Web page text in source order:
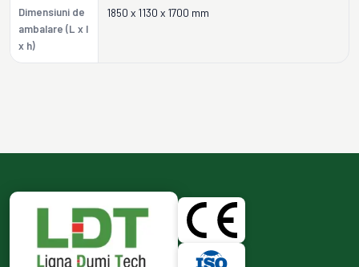
Dimensiuni de
ambalare (L x l
x h)
1850 x 1130 x 1700 mm